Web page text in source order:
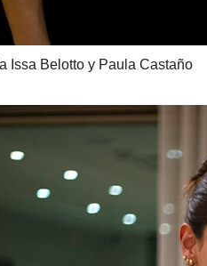
Issa Belotto y Paula Castaño